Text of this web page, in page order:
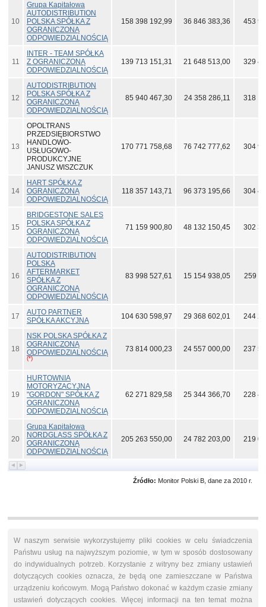
10
Grupa Kapitałowa
AUTODISTRIBUTION
POLSKA SPÓŁKA Z
OGRANICZONĄ
ODPOWIEDZIALNOŚCIĄ
158 398 192,99 36 846 383,36 453
11
INTER - TEAM SPÓŁKA
Z OGRANICZONĄ
ODPOWIEDZIALNOŚCIĄ
139 713 151,31 21 648 513,00 329
12
AUTODISTRIBUTION
POLSKA SPÓŁKA Z
OGRANICZONĄ
ODPOWIEDZIALNOŚCIĄ
85 940 467,30 24 358 286,11 318
13
OPOLTRANS
PRZEDSIĘBIORSTWO
HANDLOWO-
USŁUGOWO-
PRODUKCYJNE
JANUSZ WISZCZUK
170 771 758,68 76 742 777,62 304
14
HART SPÓŁKA Z
OGRANICZONĄ
ODPOWIEDZIALNOŚCIĄ
118 357 143,71 96 373 195,66 304
15
BRIDGESTONE SALES
POLSKA SPÓŁKA Z
OGRANICZONĄ
ODPOWIEDZIALNOŚCIĄ
71 159 900,80 48 132 150,45 302
16
AUTODISTRIBUTION
POLSKA
AFTERMARKET
SPÓŁKA Z
OGRANICZONĄ
ODPOWIEDZIALNOŚCIĄ
83 998 527,61 15 154 938,05 259
17
AUTO PARTNER
SPÓŁKA AKCYJNA
104 630 598,97 29 368 602,01 244
18
NSK POLSKA SPÓŁKA Z
OGRANICZONĄ
ODPOWIEDZIALNOŚCIĄ
(*)
73 814 000,23 24 557 000,00 237
19
HURTOWNIA
MOTORYZACYJNA
"GORDON" SPÓŁKA Z
OGRANICZONĄ
ODPOWIEDZIALNOŚCIĄ
62 271 829,58 25 344 366,70 228
20
Grupa Kapitałowa
NORDGLASS SPÓŁKA Z
OGRANICZONĄ
ODPOWIEDZIALNOŚCIĄ
205 263 550,00 24 782 203,00 219
Źródło: Monitor Polski B, dane za 2010 r.
W naszym serwisie wykorzystujemy pliki cookies w celu świadczenia
Państwu usług na najwyższym poziomie, w tym w sposób dostosowany
do indywidualnych potrzeb. Korzystanie z witryny bez zmiany ustawień
dotyczących cookies oznacza, że będą one zamieszczane w Państwa
urządzeniu końcowym. Mogą Państwo dokonać w każdym czasie zmiany
ustawień dotyczących cookies. Więcej informacji na ten temat można